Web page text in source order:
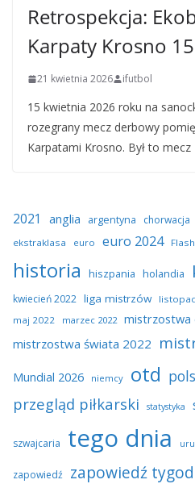
Retrospekcja:
Karpaty Krosno
21 kwietnia 2026 ifutbol
15 kwietnia 2026 roku na
rozegrany mecz derbowy
Karpatami Krosno. Był to mecz
2021 anglia argentyna chorwacja
ekstraklasa
euro euro 2024
historia hiszpania holandia
kwiecień 2022 liga mistrzów
maj 2022
marzec 2022 mistrzostwa
mistrzostwa świata 2022
Mundial 2026 niemcy otd
przegląd piłkarski statystyka
szwajcaria tego dnia
zapowiedź zapowiedź